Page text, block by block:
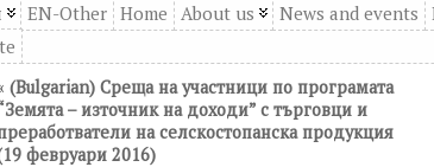
EN-Other Home About us News and events
(Bulgarian) Среща на участници по програмата
– източник на доходи” с търговци и
на селскостопанска продукция
февруари 2016)